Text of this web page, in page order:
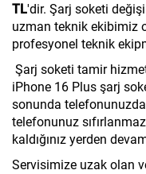
TL'dir. Şarj soketi
uzman teknik ekibimiz
profesyonel teknik
Şarj soketi tamir
iPhone 16 Plus şarj
sonunda
telefonunuz
kaldığınız yerden
Servisimize uzak olan